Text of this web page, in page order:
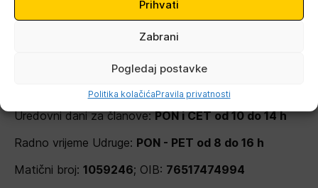
Prihvati
Zabrani
Pogledaj postavke
Politika kolačićaPravila privatnosti
;095/9000-329
Josipa Vargovića 2/1, 48000 Koprivnica
info@uskkz.hr
Uredovni dani za članove:PON i ČET od 10 do 14 h
Radno vrijeme Udruge: PON - PET od 8 do 16 h
Matični broj: 1059246; OIB: 76517474994